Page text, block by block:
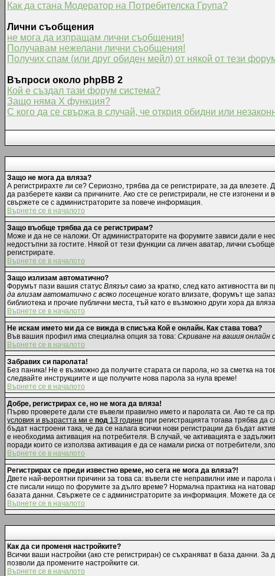
Как да стана Модератор на Потребителска Група?
Лични съобщения
не мога да изпращам лични съобщения!
Получавам нежелани лични съобщения!
Получих спам (или друг обиден мейл) от някой от тези
Въпроси около phpBB 2
Кой е създал тази форум система?
Защо няма X функция?
С кого да се свържа в случай, че открия обидни или
Защо не мога да вляза?
А регистрирахте ли се? Сериозно, трябва да се регистрирате, за да
да разберете какви са причините. Ако сте се регистрирали, не сте
свържете се с администраторите за повече информация.
Върнете се в началото
Защо въобще трябва да се регистрирам?
Може и да не се наложи. От администраторите на форумите зависи дали е
недостъпни за гостите. Някой от тези функции са личен аватар, лични
регистрирате.
Върнете се в началото
Защо излизам автоматично?
Форумът пази вашия статус Влязъл само за кратко, след като активността
да влизам автоматично с всяко посещение когато влизате, форумът ще
библиотека и прочие публични места, тъй като е възможно други хора да
Върнете се в началото
Не искам името ми да се вижда в списъка Кой е онлайн. Как става това?
Във вашия профил има специална опция за това: Скриване на вашия онлайн
Върнете се в началото
Забравих си паролата!
Без паника! Не е възможно да получите старата си парола, но за сметка на
следвайте инструкциите и ще получите нова парола за нула време!
Върнете се в началото
Добре, регистрирах се, но не мога да вляза!
Първо проверете дали сте въвели правилно името и паролата си. Ако те са
условия и възрастта ми е под 13 години при регистрацията тогава трябва да
бъдат настроени така, че да се налага всички нови регистрации да бъдат
е необходима активация на потребителя. В случай, че активацията е
поради които се използва активация е да се намали риска от потребители,
Върнете се в началото
Регистрирах се преди известно време, но сега не мога да вляза?!
Двете най-вероятни причини за това са: въвели сте неправилни име и
сте писали нищо по форумите за дълго време? Нормална практика на
базата данни. Свържете се с администраторите за информация. Можете да
Върнете се в началото
Как да си променя настройките?
Всички ваши настройки (ако сте регистриран) се съхраняват в база данни. За
позволи да промените настройките си.
Върнете се в началото